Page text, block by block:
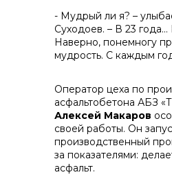
- Мудрый ли я? –
Суходоев. – В 23
Наверно, понемногу
мудрость. С каждым
Оператор цеха по
асфальтобетона АБЗ
Алексей Макаров
своей работы. Он
производственный
за показателями:
асфальт.